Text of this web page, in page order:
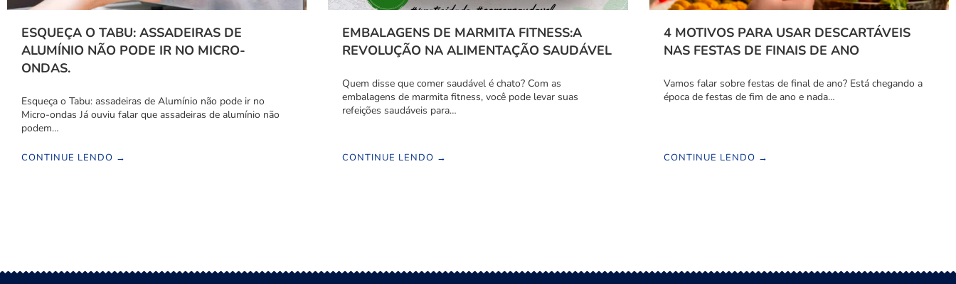
ESQUEÇA O TABU: ASSADEIRAS DE
ALUMÍNIO NÃO PODE IR NO MICRO-
ONDAS.
Esqueça o Tabu: assadeiras de Alumínio não pode ir no
Micro-ondas Já ouviu falar que assadeiras de alumínio não
podem…
CONTINUE LENDO →
EMBALAGENS DE MARMITA FITNESS:A
REVOLUÇÃO NA ALIMENTAÇÃO SAUDÁVEL
Quem disse que comer saudável é chato? Com as
embalagens de marmita fitness, você pode levar suas
refeições saudáveis para…
CONTINUE LENDO →
4 MOTIVOS PARA USAR DESCARTÁVEIS
NAS FESTAS DE FINAIS DE ANO
Vamos falar sobre festas de final de ano? Está chegando a
época de festas de fim de ano e nada…
CONTINUE LENDO →